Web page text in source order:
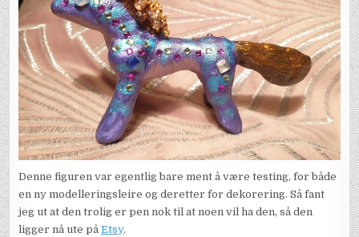
Denne figuren var egentlig bare ment å være testing, for både
en ny modelleringsleire og deretter for dekorering. Så fant
jeg ut at den trolig er pen nok til at noen vil ha den, så den
ligger nå ute påEtsy.